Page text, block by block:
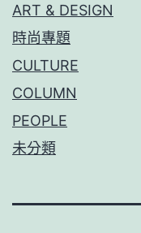
ART & DESIGN
時尚專題
CULTURE
COLUMN
PEOPLE
未分類